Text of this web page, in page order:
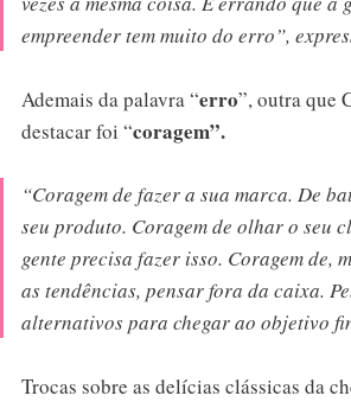
empreender tem muito do erro”,
Ademais da palavra “erro”, outra que
destacar foi “coragem”.
“Coragem de fazer a sua marca. De
seu produto. Coragem de olhar o seu
gente precisa fazer isso. Coragem de,
as tendências, pensar fora da caixa.
alternativos para chegar ao objetivo
Trocas sobre as delícias clássicas da